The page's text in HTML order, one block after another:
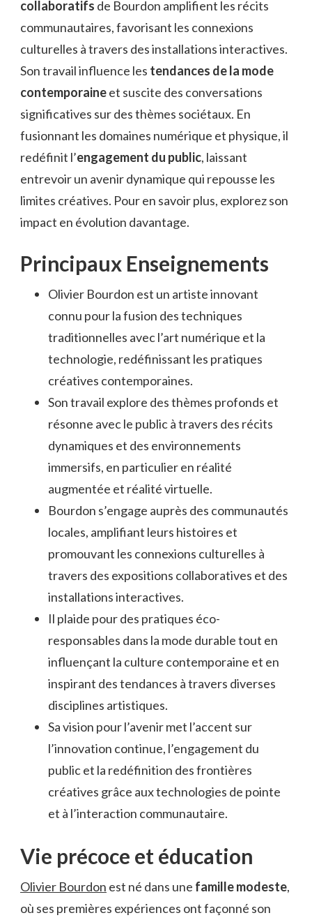
collaboratifs de Bourdon amplifient les récits
communautaires, favorisant les connexions
culturelles à travers des installations interactives.
Son travail influence les tendances de la mode
contemporaineet suscite des conversations
significatives sur des thèmes sociétaux. En
fusionnant les domaines numérique et physique, il
redéfinit l’engagement du public, laissant
entrevoir un avenir dynamique qui repousse les
limites créatives. Pour en savoir plus, explorez son
impact en évolution davantage.
Principaux Enseignements
Olivier Bourdon est un artiste innovant
connu pour la fusion des techniques
traditionnelles avec l’art numérique et la
technologie, redéfinissant les pratiques
créatives contemporaines.
Son travail explore des thèmes profonds et
résonne avec le public à travers des récits
dynamiques et des environnements
immersifs, en particulier en réalité
augmentée et réalité virtuelle.
Bourdon s’engage auprès des communautés
locales, amplifiant leurs histoires et
promouvant les connexions culturelles à
travers des expositions collaboratives et des
installations interactives.
Il plaide pour des pratiques éco-
responsables dans la mode durable tout en
influençant la culture contemporaine et en
inspirant des tendances à travers diverses
disciplines artistiques.
Sa vision pour l’avenir met l’accent sur
l’innovation continue, l’engagement du
public et la redéfinition des frontières
créatives grâce aux technologies de pointe
et à l’interaction communautaire.
Vie précoce et éducation
Olivier Bourdon est né dans une famille modeste,
où ses premières expériences ont façonné son